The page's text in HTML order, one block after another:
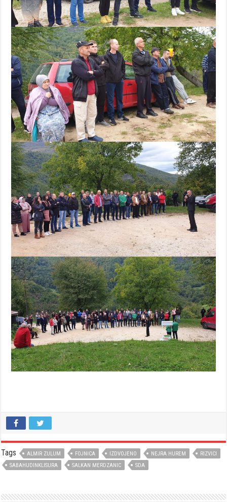
Tags ALMIR ZULUM FOJNICA IZDVOJENO NEJRA HUREM
RIZVICI
SABAHUDINKLISURA
SALKAN MERDZANIC SDA